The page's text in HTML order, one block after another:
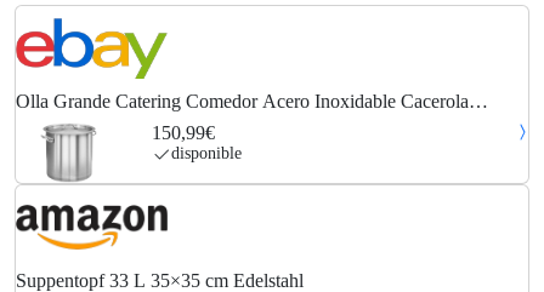
Olla Grande Catering Comedor Acero Inoxidable Cacerola
Multitalle vidaXL 150,99€
disponible
Suppentopf 33 L 35×35 cm Edelstahl